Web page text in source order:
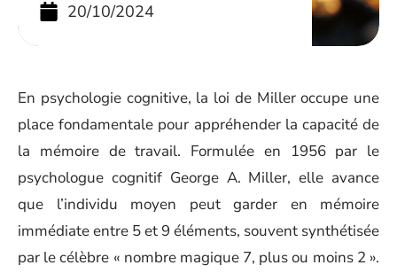
20/10/2024
En psychologie cognitive, la loi de Miller occupe une
place fondamentale pour appréhender la capacité de
la mémoire de travail. Formulée en 1956 par le
psychologue cognitif George A. Miller, elle avance
que l’individu moyen peut garder en mémoire
immédiate entre 5 et 9 éléments, souvent synthétisée
par le célèbre « nombre magique 7, plus ou moins 2 ».